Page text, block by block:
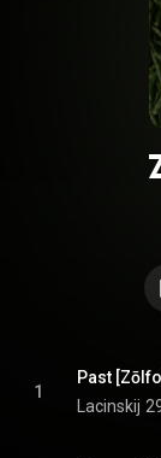
1
Past
Lacinskij